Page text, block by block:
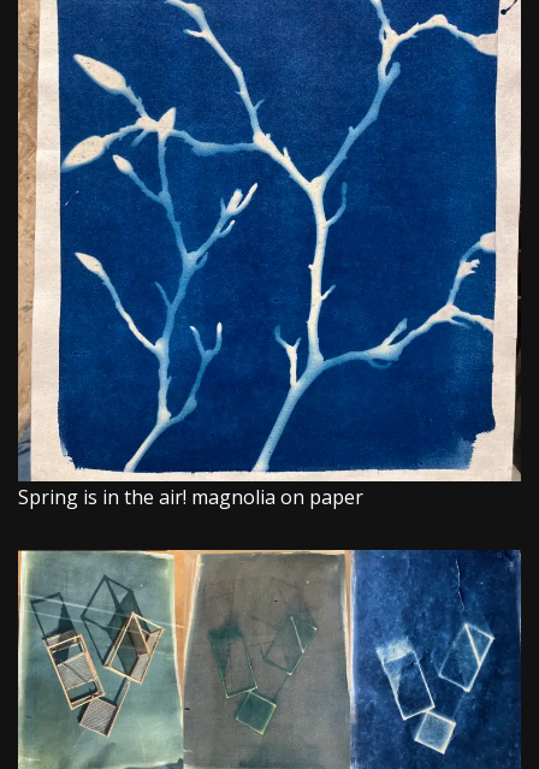
Spring is in the air! magnolia on paper